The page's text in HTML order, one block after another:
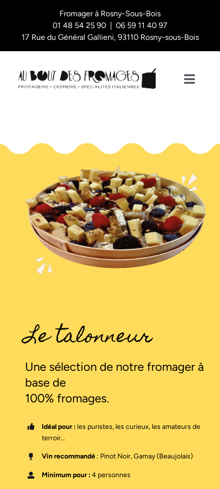
Fromager à Rosny-Sous-Bois
01 48 54 25 90 | 06 59 11 40 97
17 Rue du Général Gallieni, 93110 Rosny-sous-Bois
Qui sommes-nous ?
Plateaux des fêtes
Commander
Le talonneur
Une sélection de notre fromager à
base de
100% fromages.
Idéal pour :les puristes, les curieux, les amateurs de
terroir…
Vin recommandé : Pinot Noir, Gamay (Beaujolais)
Minimum pour :4 personnes